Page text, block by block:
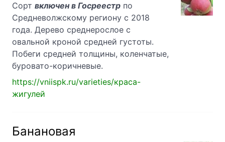
Сорт включен в Госреестр по
Средневолжскому региону с 2018
года. Дерево среднерослое с
овальной кроной средней густоты.
Побеги средней толщины, коленчатые,
буровато-коричневые.
https://vniispk.ru/varieties/краса-
жигулей
Банановая